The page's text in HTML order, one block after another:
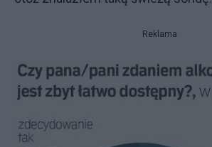
Reklama